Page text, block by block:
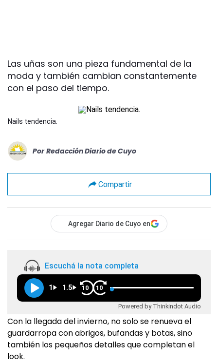
Las uñas son una pieza fundamental de la
moda y también cambian constantemente
con el paso del tiempo.
Nails tendencia.
Por Redacción Diario de Cuyo
Compartir
Agregar Diario de Cuyo en
Escuchá la nota completa
1 1.5 10 10
Powered by Thinkindot Audio
Con la llegada del invierno, no solo se renueva el
guardarropa con abrigos, bufandas y botas, sino
también los pequeños detalles que completan el
look.